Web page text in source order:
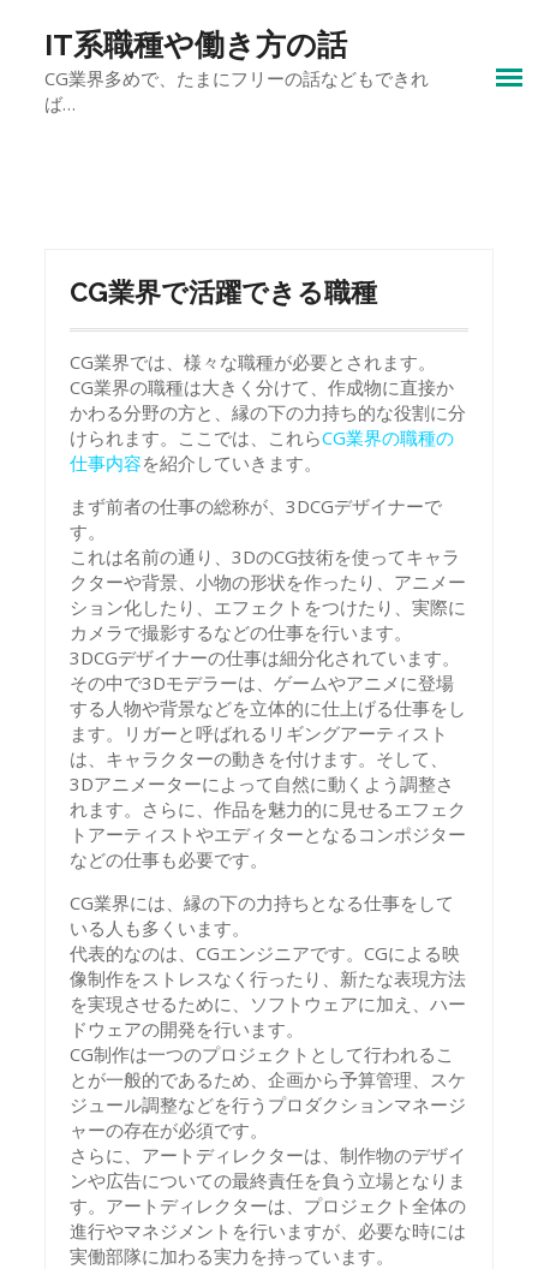
contentIT系職種や働き方の話
CG業界多めで、たまにフリーの話などもできれ
ば…
CG業界で活躍できる職種
CG業界では、様々な職種が必要とされます。
CG業界の職種は大きく分けて、作成物に直接か
かわる分野の方と、縁の下の力持ち的な役割に分
けられます。ここでは、これらCG業界の職種の
仕事内容を紹介していきます。
まず前者の仕事の総称が、3DCGデザイナーで
す。
これは名前の通り、3DのCG技術を使ってキャラ
クターや背景、小物の形状を作ったり、アニメー
ション化したり、エフェクトをつけたり、実際に
カメラで撮影するなどの仕事を行います。
3DCGデザイナーの仕事は細分化されています。
その中で3Dモデラーは、ゲームやアニメに登場
する人物や背景などを立体的に仕上げる仕事をし
ます。リガーと呼ばれるリギングアーティスト
は、キャラクターの動きを付けます。そして、
3Dアニメーターによって自然に動くよう調整さ
れます。さらに、作品を魅力的に見せるエフェク
トアーティストやエディターとなるコンポジター
などの仕事も必要です。
CG業界には、縁の下の力持ちとなる仕事をして
いる人も多くいます。
代表的なのは、CGエンジニアです。CGによる映
像制作をストレスなく行ったり、新たな表現方法
を実現させるために、ソフトウェアに加え、ハー
ドウェアの開発を行います。
CG制作は一つのプロジェクトとして行われるこ
とが一般的であるため、企画から予算管理、スケ
ジュール調整などを行うプロダクションマネージ
ャーの存在が必須です。
さらに、アートディレクターは、制作物のデザイ
ンや広告についての最終責任を負う立場となりま
す。アートディレクターは、プロジェクト全体の
進行やマネジメントを行いますが、必要な時には
実働部隊に加わる実力を持っています。